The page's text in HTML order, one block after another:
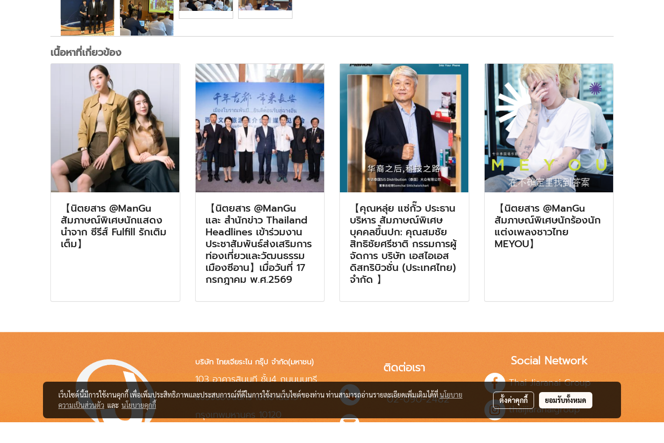
เนื้อหาที่เกี่ยวข้อง
【นิตยสาร @ManGu
สัมภาษณ์พิเศษนักแสดง
นำจาก ซีรีส์ Fulfill รักเติม
เต็ม】
【นิตยสาร @ManGu
และ สำนักข่าว Thailand
Headlines เข้าร่วมงาน
ประชาสัมพันธ์ส่งเสริมการ
ท่องเที่ยวและวัฒนธรรม
เมืองซีอาน】เมื่อวันที่ 17
กรกฎาคม พ.ศ.2569
【คุณหลุ่ย แซ่กั๊ว ประธาน
บริหาร สัมภาษณ์พิเศษ
บุคคลขึ้นปก: คุณสมชัย
สิทธิชัยศรีชาติ กรรมการผู้
จัดการ บริษัท เอสไอเอส
ดิสทริบิวชั่น (ประเทศไทย)
จำกัด 】
【นิตยสาร @ManGu
สัมภาษณ์พิเศษนักร้องนัก
แต่งเพลงชาวไทย
MEYOU】
บริษัท ไทยเจียระไน กรุ๊ป จำกัด(มหาชน)
103 อาคารสินนที ชั้น4 ถนนนนทรี
แขวงช่องนนทรี เขตยานนาวา
กรุงเทพมหานคร 10120
ติดต่อเรา
02-090-2482
Social Network
Thai Jiaranai Group
thaijiaranaigroup
เว็บไซต์นี้มีการใช้งานคุกกี้ เพื่อเพิ่มประสิทธิภาพและประสบการณ์ที่ดีในการใช้งานเว็บไซต์ของท่าน ท่านสามารถอ่านรายละเอียดเพิ่มเติมได้ที่นโยบาย
ความเป็นส่วนตัว และ นโยบายคุกกี้
ตั้งค่าคุกกี้ ยอมรับทั้งหมด